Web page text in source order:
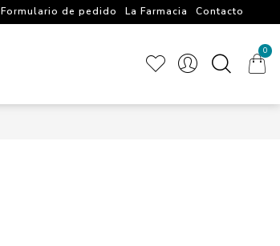
Formulario de pedido La Farmacia
Contacto
0